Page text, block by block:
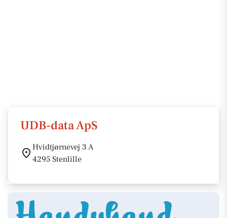
UDB-data ApS
Hvidtjørnevej 3 A
4295 Stenlille